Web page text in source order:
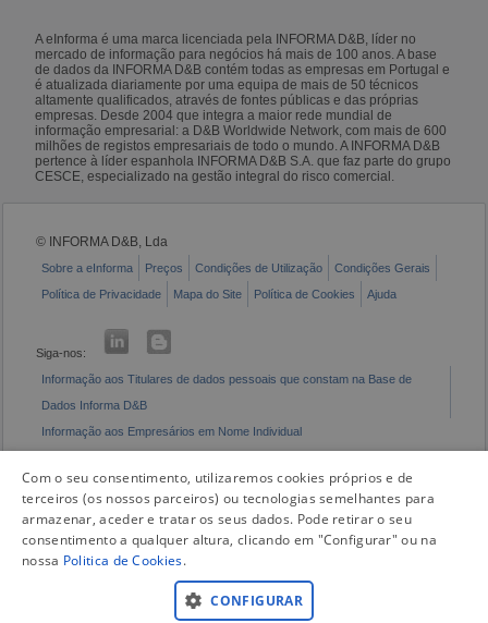
A eInforma é uma marca licenciada pela INFORMA D&B, líder no
mercado de informação para negócios há mais de 100 anos. A base
de dados da INFORMA D&B contém todas as empresas em Portugal e
é atualizada diariamente por uma equipa de mais de 50 técnicos
altamente qualificados, através de fontes públicas e das próprias
empresas. Desde 2004 que integra a maior rede mundial de
informação empresarial: a D&B Worldwide Network, com mais de 600
milhões de registos empresariais de todo o mundo. A INFORMA D&B
pertence à líder espanhola INFORMA D&B S.A. que faz parte do grupo
CESCE, especializado na gestão integral do risco comercial.
© INFORMA D&B, Lda
Sobre a eInforma Preços Condições de Utilização
Condições Gerais
Política de Privacidade
Mapa do Site Política de Cookies Ajuda
Siga-nos:
Informação aos Titulares de dados pessoais que constam na Base de
Dados Informa D&B
Informação aos Empresários em Nome Individual
Com o seu consentimento, utilizaremos cookies próprios e de
terceiros (os nossos parceiros) ou tecnologias semelhantes para
armazenar, aceder e tratar os seus dados. Pode retirar o seu
consentimento a qualquer altura, clicando em "Configurar" ou na
nossa Politica de Cookies.
CONFIGURAR